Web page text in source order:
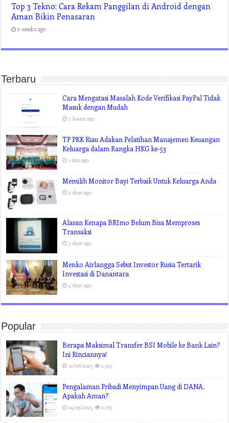
Top 3 Tekno: Cara Rekam Panggilan di Android dengan
Aman Bikin Penasaran
2 weeks ago
Terbaru
Cara Mengatasi Masalah Kode Verifikasi PayPal Tidak
Masuk dengan Mudah
7 hours ago
TP PKK Riau Adakan Pelatihan Manajemen Keuangan
Keluarga dalam Rangka HKG ke-53
1 day ago
Memilih Monitor Bayi Terbaik Untuk Keluarga Anda
2 days ago
Alasan Kenapa BRImo Belum Bisa Memproses
Transaksi
3 days ago
Menko Airlangga Sebut Investor Rusia Tertarik
Investasi di Danantara
4 days ago
Popular
Berapa Maksimal Transfer BSI Mobile ke Bank Lain?
Ini Rinciannya!
12/06/2025 2,725
Pengalaman Pribadi Menyimpan Uang di DANA,
Apakah Aman?
04/05/2025 2,705